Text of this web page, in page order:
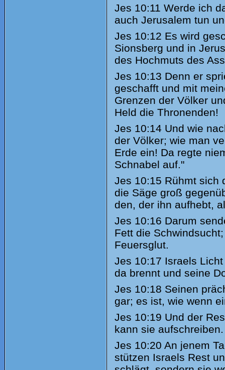
Jes 10:11 Werde ich
auch Jerusalem tun
Jes 10:12 Es wird
Sionsberg und in
des Hochmuts des
Jes 10:13 Denn er
geschafft und mit
Grenzen der Völker
Held die Thronenden!
Jes 10:14 Und wie
der Völker; wie man
Erde ein! Da regte
Schnabel auf."
Jes 10:15 Rühmt sich
die Säge groß
den, der ihn aufhebt,
Jes 10:16 Darum
Fett die
Feuersglut.
Jes 10:17 Israels
da brennt und seine
Jes 10:18 Seinen
gar; es ist, wie wenn
Jes 10:19 Und der
kann sie aufschreiben.
Jes 10:20 An jenem
stützen Israels Rest